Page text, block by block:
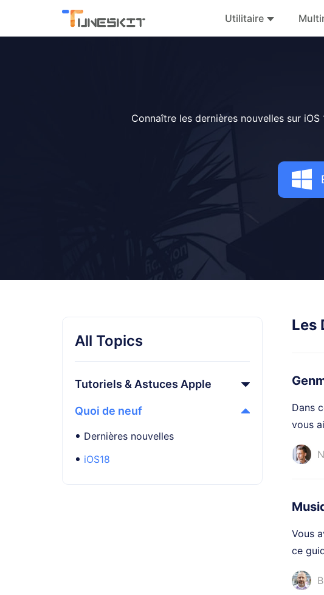
Utilitaire
Connaître les dernières nouvelles sur
All Topics
Tutoriels & Astuces Apple
Quoi de neuf
Dernières nouvelles
iOS18
Les
Dans
vous
Vous
ce